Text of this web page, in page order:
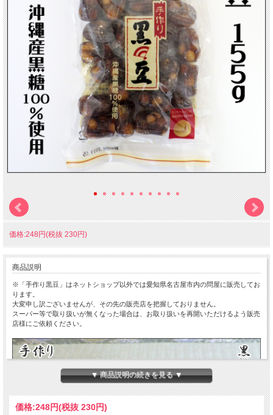
価格:248円(税抜 230円)
商品説明
※「手作り黒豆」はネットショップ以外では愛知県名古屋市内の問屋に販売してお
ります。
大変申し訳ございませんが、その先の販売店を把握しておりません。
スーパー等で取り扱いが無くなった場合は、お取り扱いを再開いただけるよう販売
店様にご依頼ください。
▼ 商品説明の続きを見る ▼
価格:248円(税抜 230円)